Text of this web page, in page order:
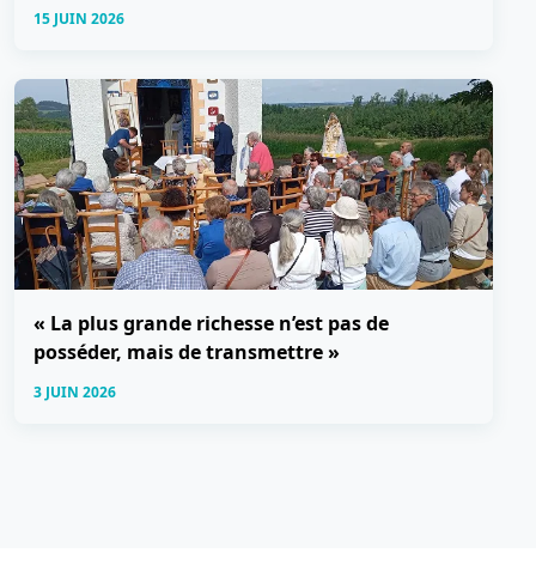
15 JUIN 2026
« La plus grande richesse n’est pas de
posséder, mais de transmettre »
3 JUIN 2026